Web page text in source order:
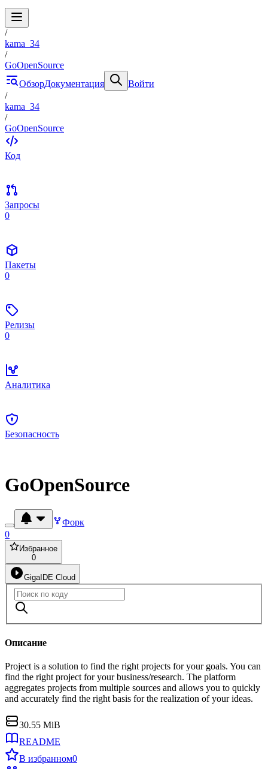
/
kama_34
/
GoOpenSource
ОбзорДокументация
Войти
/
kama_34
/
GoOpenSource
Код
Запросы
0
Пакеты
0
Релизы
0
Аналитика
Безопасность
GoOpenSource
Форк
0
Избранное
0
GigaIDE Cloud
Описание
Project is a solution to find the right projects for your goals. You can
find the right project for your business/research. The platform
aggregates projects from multiple sources and allows you to quickly
and accurately find the right basis for the realization of your ideas.
30.55 MiB
README
В избранном0